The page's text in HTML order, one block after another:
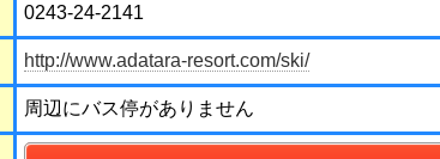
0243-24-2141
http://www.adatara-resort.com/ski/
周辺にバス停がありません